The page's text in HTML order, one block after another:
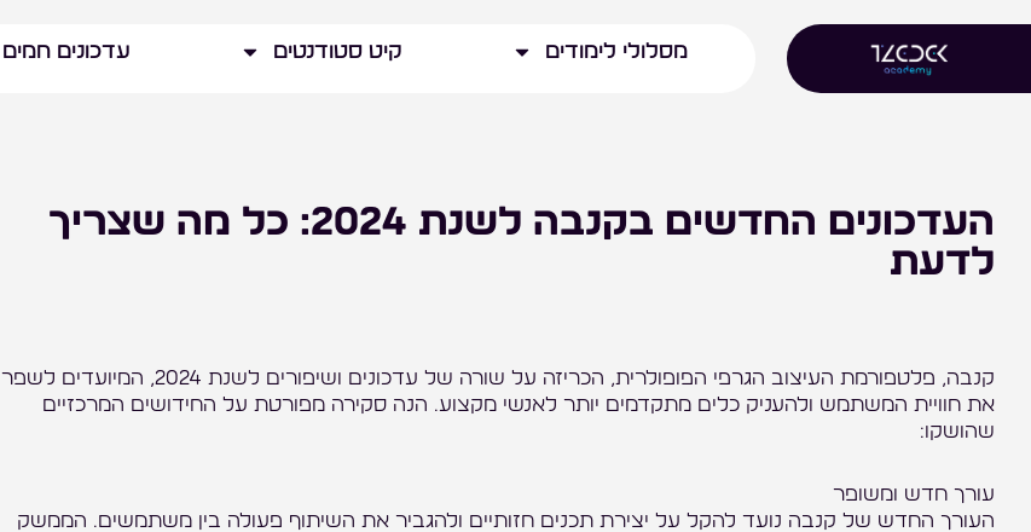
דילוג
מסלולי לימודים קיט סטודנטים עדכונים חמים
העדכונים החדשים בקנבה לשנת 2024: כל מה שצריך
לדעת
קנבה, פלטפורמת העיצוב הגרפי הפופולרית, הכריזה על שורה של עדכונים ושיפורים לשנת 2024, המיועדים לשפר
את חוויית המשתמש ולהעניק כלים מתקדמים יותר לאנשי מקצוע. הנה סקירה מפורטת על החידושים המרכזיים
שהושקו:
עורך חדש ומשופר
העורך החדש של קנבה נועד להקל על יצירת תכנים חזותיים ולהגביר את השיתוף פעולה בין משתמשים. הממשק